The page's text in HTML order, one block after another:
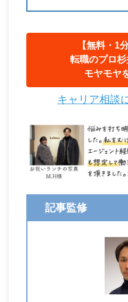
【無料・1
転職のプロ
モヤモヤ
キャリア相談
記事監修